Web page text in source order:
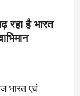
रहा है भारत
भारत एवं